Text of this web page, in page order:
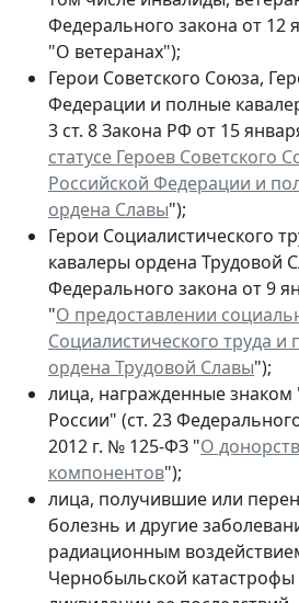
Федерального закона от 12
"О ветеранах");
Герои Советского Союза,
Федерации и полные
3 ст. 8 Закона РФ от 15
статусе Героев Советского
Российской Федерации и
ордена Славы");
Герои Социалистического
кавалеры ордена Трудовой
Федерального закона от 9
"О предоставлении
Социалистического труда
ордена Трудовой Славы");
лица, награжденные
России" (ст. 23
2012 г. № 125-ФЗ "О
компонентов");
лица, получившие или
болезнь и другие
радиационным
Чернобыльской